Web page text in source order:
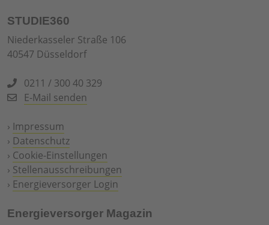
STUDIE360
Niederkasseler Straße 106
40547 Düsseldorf
0211 / 300 40 329
E-Mail senden
› Impressum
› Datenschutz
› Cookie-Einstellungen
› Stellenausschreibungen
› Energieversorger Login
Energieversorger Magazin